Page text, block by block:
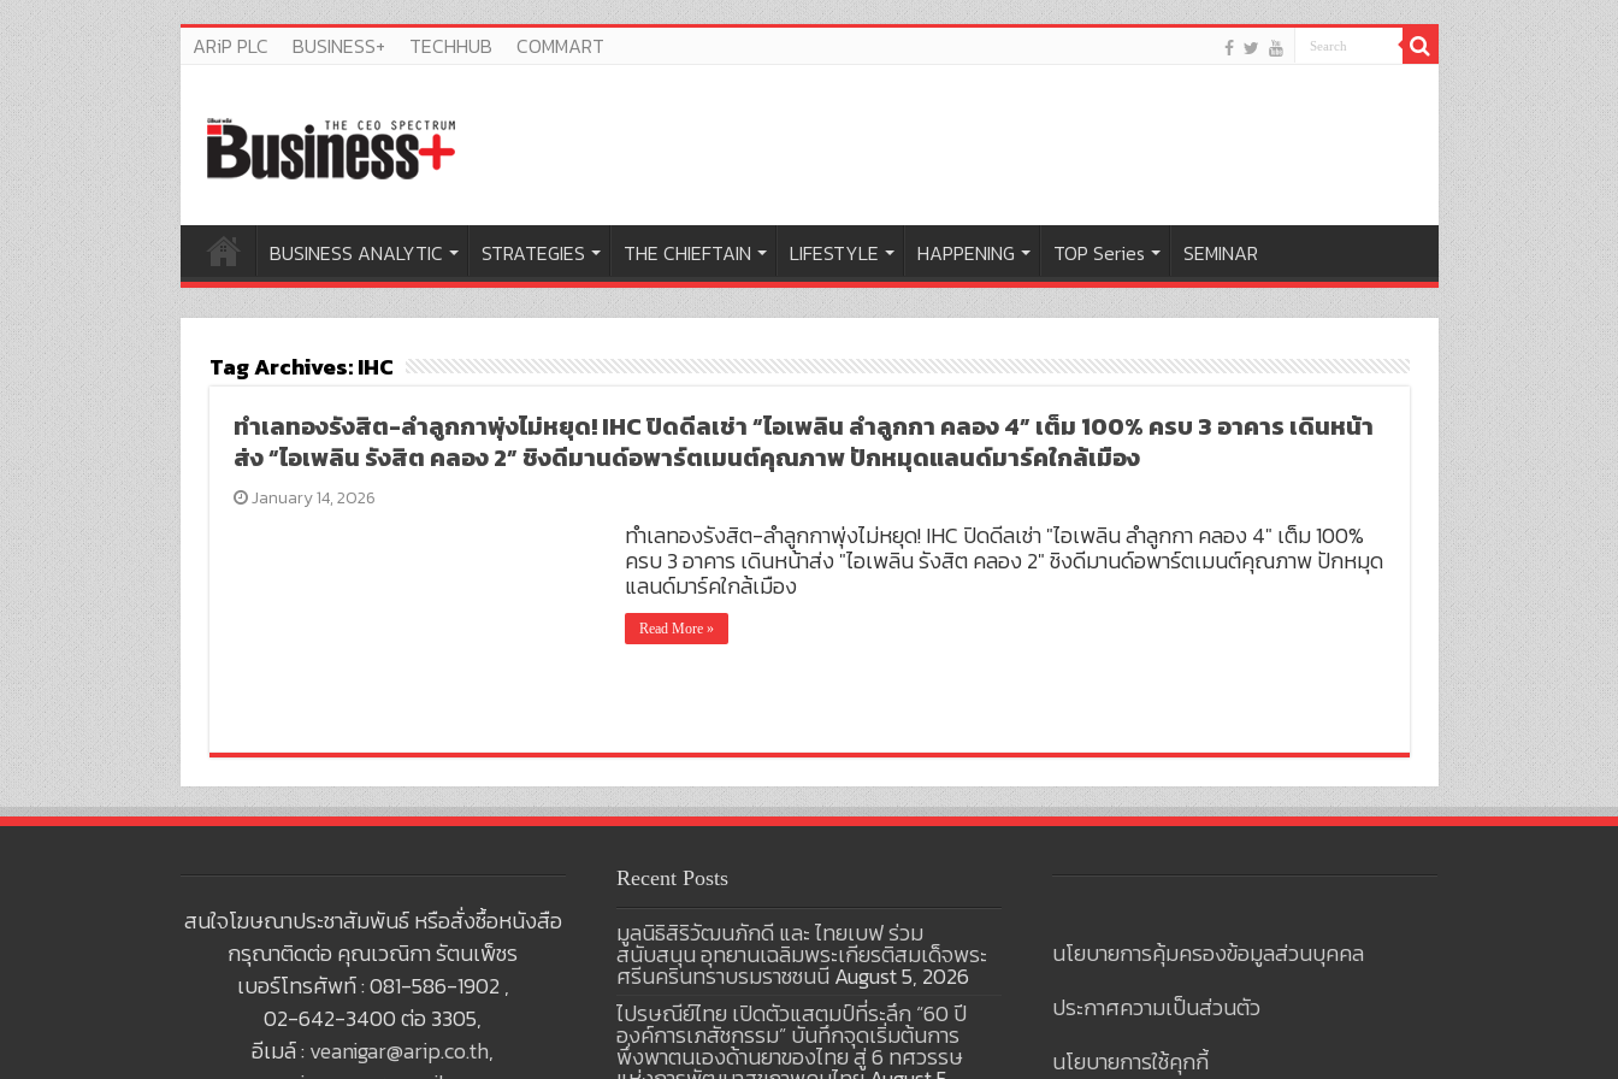
ARiP PLC BUSINESS+ TECHHUB COMMART
BUSINESS ANALYTIC STRATEGIES THE CHIEFTAIN LIFESTYLE HAPPENING TOP Series SEMINAR
Tag Archives:IHC
ทำเลทองรังสิต-ลำลูกกาพุ่งไม่หยุด! IHC ปิดดีลเช่า “ไอเพลิน ลำลูกกา คลอง 4” เต็ม 100% ครบ 3 อาคาร เดินหน้า
ส่ง “ไอเพลิน รังสิต คลอง 2” ชิงดีมานด์อพาร์ตเมนต์คุณภาพ ปักหมุดแลนด์มาร์คใกล้เมือง
January 14, 2026
ทำเลทองรังสิต-ลำลูกกาพุ่งไม่หยุด! IHC ปิดดีลเช่า "ไอเพลิน ลำลูกกา คลอง 4" เต็ม 100%
ครบ 3 อาคาร เดินหน้าส่ง "ไอเพลิน รังสิต คลอง 2" ชิงดีมานด์อพาร์ตเมนต์คุณภาพ ปักหมุด
แลนด์มาร์คใกล้เมือง
Read More »
สนใจโฆษณาประชาสัมพันธ์ หรือสั่งซื้อหนังสือ
กรุณาติดต่อ คุณเวณิกา รัตนเพ็ชร
เบอร์โทรศัพท์ : 081-586-1902 ,
02-642-3400 ต่อ 3305,
อีเมล์ : veanigar@arip.co.th,
Recent Posts
มูลนิธิสิริวัฒนภักดี และ ไทยเบฟ ร่วม
สนับสนุน อุทยานเฉลิมพระเกียรติสมเด็จพระ
ศรีนครินทราบรมราชชนนี August 5, 2026
ไปรษณีย์ไทย เปิดตัวแสตมป์ที่ระลึก “60 ปี
องค์การเภสัชกรรม” บันทึกจุดเริ่มต้นการ
พึ่งพาตนเองด้านยาของไทย สู่ 6 ทศวรรษ
นโยบายการคุ้มครองข้อมูลส่วนบุคคล
ประกาศความเป็นส่วนตัว
นโยบายการใช้คุกกี้